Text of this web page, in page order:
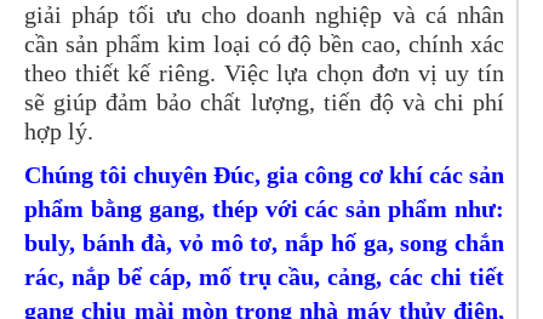
giải pháp tối ưu cho doanh nghiệp và cá nhân
cần sản phẩm kim loại có độ bền cao, chính xác
theo thiết kế riêng. Việc lựa chọn đơn vị uy tín
sẽ giúp đảm bảo chất lượng, tiến độ và chi phí
hợp lý.
Chúng tôi chuyên Đúc, gia công cơ khí các sản
phẩm bằng gang, thép với các sản phẩm như:
buly, bánh đà, vỏ mô tơ, nắp hố ga, song chắn
rác, nắp bể cáp, mố trụ cầu, cảng, các chi tiết
gang chịu mài mòn trong nhà máy thủy điện,